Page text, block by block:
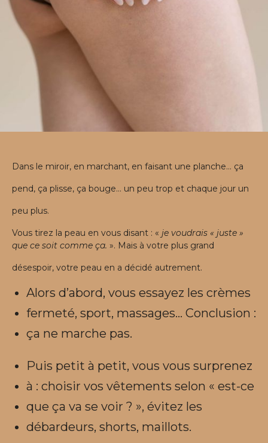
Dans le miroir, en marchant, en faisant une planche… ça
pend, ça plisse, ça bouge… un peu trop et chaque jour un
peu plus.
Vous tirez la peau en vous disant : « je voudrais « juste »
que ce soit comme ça. ». Mais à votre plus grand
désespoir, votre peau en a décidé autrement.
Alors d’abord, vous essayez les crèmes
fermeté, sport, massages… Conclusion :
ça ne marche pas.
Puis petit à petit, vous vous surprenez
à : choisir vos vêtements selon « est-ce
que ça va se voir ? », évitez les
débardeurs, shorts, maillots.